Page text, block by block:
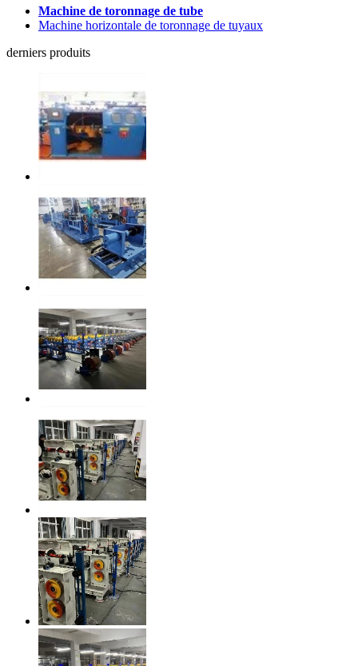
Machine de toronnage de tube
Machine horizontale de toronnage de tuyaux
derniers produits